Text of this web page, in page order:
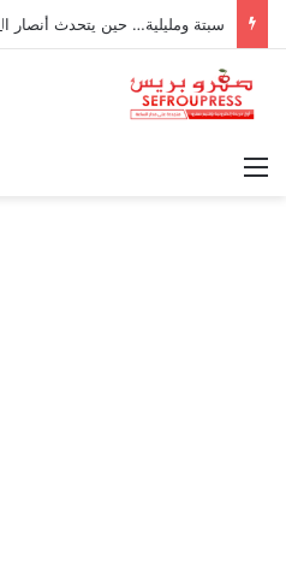
سبتة ومليلية… حين يتحدث أنصار
القائمة